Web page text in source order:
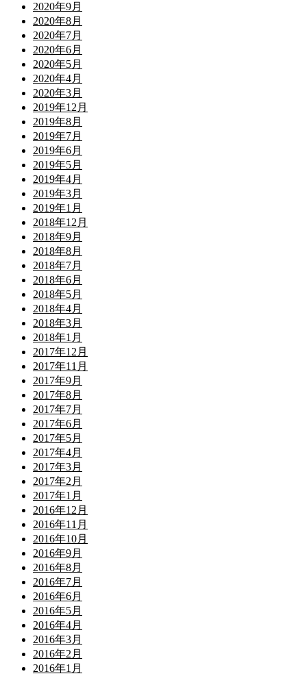
2020年9月
2020年8月
2020年7月
2020年6月
2020年5月
2020年4月
2020年3月
2019年12月
2019年8月
2019年7月
2019年6月
2019年5月
2019年4月
2019年3月
2019年1月
2018年12月
2018年9月
2018年8月
2018年7月
2018年6月
2018年5月
2018年4月
2018年3月
2018年1月
2017年12月
2017年11月
2017年9月
2017年8月
2017年7月
2017年6月
2017年5月
2017年4月
2017年3月
2017年2月
2017年1月
2016年12月
2016年11月
2016年10月
2016年9月
2016年8月
2016年7月
2016年6月
2016年5月
2016年4月
2016年3月
2016年2月
2016年1月